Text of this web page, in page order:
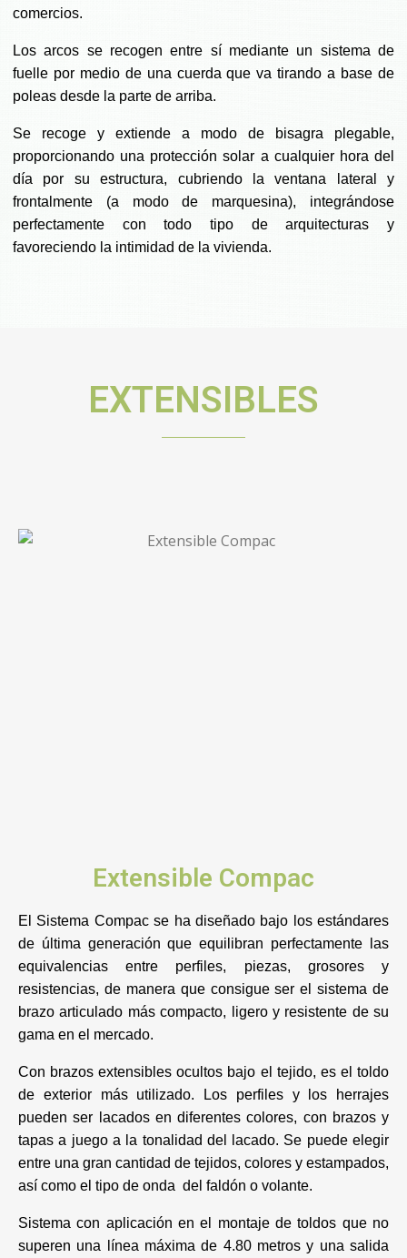
comercios.
Los arcos se recogen entre sí mediante un sistema de
fuelle por medio de una cuerda que va tirando a base de
poleas desde la parte de arriba.
Se recoge y extiende a modo de bisagra plegable,
proporcionando una protección solar a cualquier hora del
día por su estructura, cubriendo la ventana lateral y
frontalmente (a modo de marquesina), integrándose
perfectamente con todo tipo de arquitecturas y
favoreciendo la intimidad de la vivienda.
EXTENSIBLES
Extensible Compac
El Sistema Compac se ha diseñado bajo los estándares
de última generación que equilibran perfectamente las
equivalencias entre perfiles, piezas, grosores y
resistencias, de manera que consigue ser el sistema de
brazo articulado más compacto, ligero y resistente de su
gama en el mercado.
Con brazos extensibles ocultos bajo el tejido, es el toldo
de exterior más utilizado. Los perfiles y los herrajes
pueden ser lacados en diferentes colores, con brazos y
tapas a juego a la tonalidad del lacado. Se puede elegir
entre una gran cantidad de tejidos, colores y estampados,
así como el tipo de onda del faldón o volante.
Sistema con aplicación en el montaje de toldos que no
superen una línea máxima de 4.80 metros y una salida